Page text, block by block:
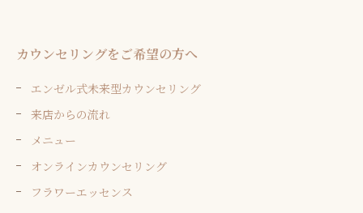
カウンセリングをご希望の方へ
エンゼル式未来型カウンセリング
来店からの流れ
メニュー
オンラインカウンセリング
フラワーエッセンス